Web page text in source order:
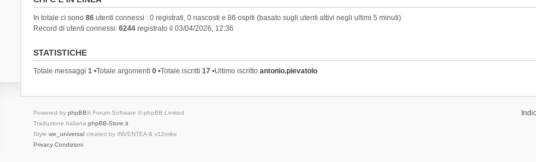
In totale ci sono 86utenti connessi : 0 registrati, 0 nascosti e 86 ospiti (basato sugli utenti attivi negli ultimi 5 minuti)
Record di utenti connessi: 6244registrato il 03/04/2026, 12:36
STATISTICHE
Totale messaggi 1•Totale argomenti 0•Totale iscritti 17•Ultimo iscritto antonio.pievatolo
Powered by phpBB® Forum Software © phpBB Limited
Traduzione Italiana phpBB-Store.it
Style we_universalcreated by INVENTEA & v12mike
Privacy Condizioni